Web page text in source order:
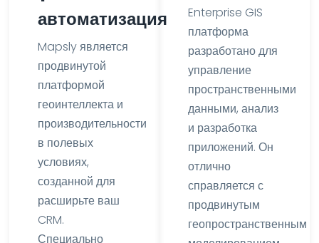
автоматизация
Mapslyявляется
продвинутой
платформой
геоинтеллекта и
производительности
в полевых
условиях,
созданной для
расширьте ваш
CRM.
Специально
Enterprise GIS
платформа
разработано для
управление
пространственными
данными, анализ
и разработка
приложений. Он
отлично
справляется с
продвинутым
геопространственным